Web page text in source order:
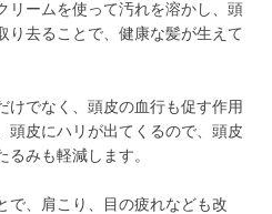
リームを使って汚れを溶かし、頭
り去ることで、健康な髪が生えて
けでなく、頭皮の血行も促す作用
頭皮にハリが出てくるので、頭皮
るみも軽減します。
で、肩こり、目の疲れなども改